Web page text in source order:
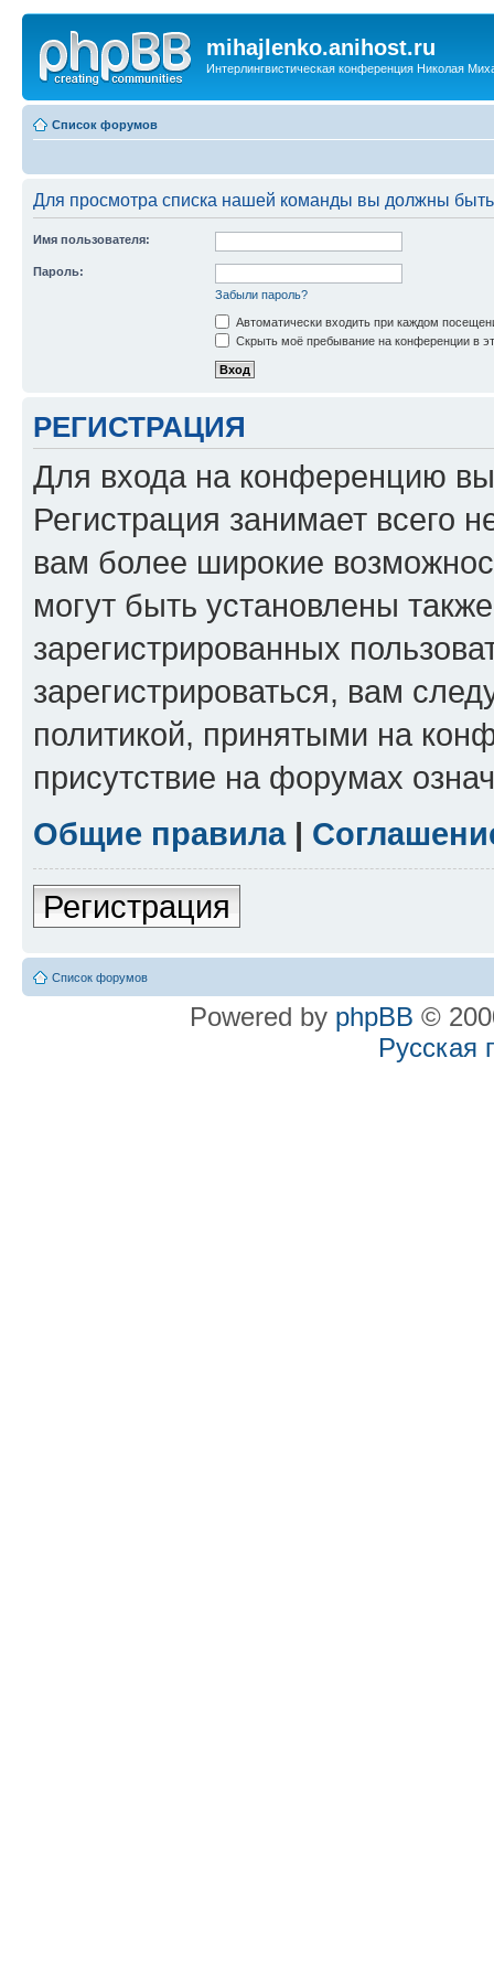
mihajlenko.anihost.ru
Интерлингвистическая конференция Николая
Список форумов
Для просмотра списка нашей команды вы должны
Имя пользователя:
Пароль:
Забыли пароль?
Автоматически входить при каждом
Скрыть моё пребывание на конференции в
РЕГИСТРАЦИЯ
Для входа на конференцию
Регистрация занимает всего
вам более широкие
могут быть установлены
зарегистрированных
зарегистрироваться, вам
политикой, принятыми на
присутствие на форумах
Общие правила|
Регистрация
Список форумов
Powered by phpBB ©
Русская